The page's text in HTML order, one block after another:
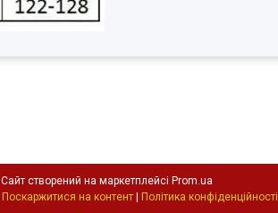
Сайт створений на маркетплейсі Prom.ua
Поскаржитися на контент Політика конфіденційності